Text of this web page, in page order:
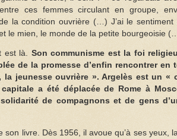
ces femmes circulant en groupe,
la condition ouvrière (…) J’ai le
le mien, le monde de la petite bourgeoisie
est là. Son communisme est la foi
de la promesse d’enfin rencontrer en
la jeunesse ouvrière ». Argelès est un «
a été déplacée de Rome à
de compagnons et de gens
livre. Dès 1956, il avoue qu’à ses yeux,